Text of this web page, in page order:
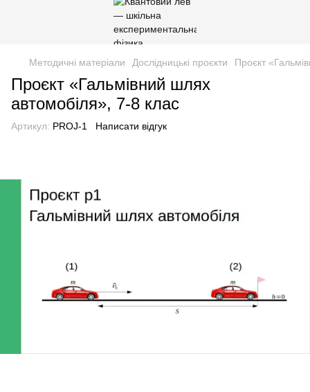
Методичні матеріали Дослідницькі проєкти Проєкт
Проєкт «Гальмівний шлях
автомобіля», 7-8 клас
Артикул: PROJ-1 Написати відгук